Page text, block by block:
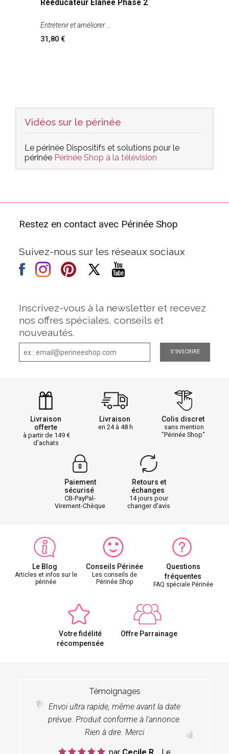
Rééducateur Elanee Phase 2
Entretenir et améliorer
31,80
Vidéos sur le périnée
Le périnée Dispositifs et solutions pour le
périnée Périnée Shop à la télévision
Restez en contact avec Périnée Shop
Suivez-nous sur les réseaux sociaux
Inscrivez-vous à la newsletter et recevez
nos offres spéciales, conseils et
nouveautés.
S'INSCRIRE
Livraison
offerte
à partir de 149
d'achats
Livraison
en 24 à 48 h
Colis discret
sans mention
"Périnée Shop"
Paiement
sécurisé
CB-PayPal-
Virement-Chèque
Retours et
échanges
14 jours pour
changer d'avis
Le Blog
Articles et infos sur le
périnée
Conseils Périnée
Les conseils de
Périnée Shop
Questions
fréquentes
FAQ spéciale Périnée
Votre fidélité
récompensée
Offre Parrainage
Témoignages
Envoi ultra rapide, même avant la date
prévue. Produit conforme à l'annonce.
Rien à dire. Merci